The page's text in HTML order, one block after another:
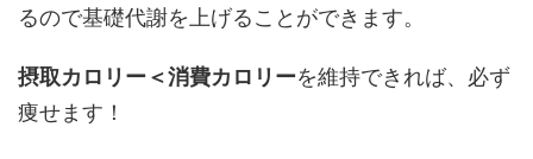
るので基礎代謝を上げることができます。
摂取カロリー＜消費カロリーを維持できれば、必ず
痩せます！